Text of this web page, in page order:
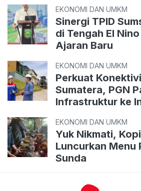
EKONOMI DAN UMKM
Sinergi TPID Sumsel Tekan
di Tengah El
Ajaran Baru
EKONOMI DAN UMKM
Perkuat
Sumatera, PGN
Infrastruktur ke
EKONOMI DAN UMKM
Yuk Nikmati,
Luncurkan Menu
Sunda